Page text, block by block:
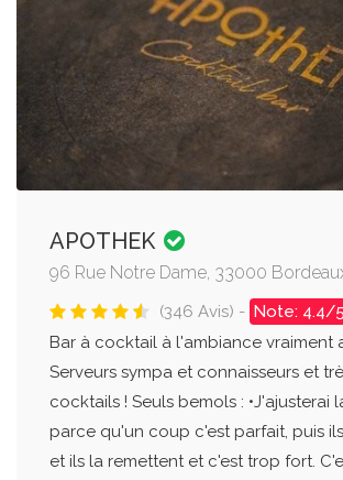
APOTHEK
96 Rue Notre Dame, 33000
(346 Avis) - Note: 4.4/5
Bar à cocktail à l'ambiance vraiment
Serveurs sympa et connaisseurs et
cocktails ! Seuls bemols : •J'ajusterai
parce qu'un coup c'est parfait, puis
et ils la remettent et c'est trop fort.